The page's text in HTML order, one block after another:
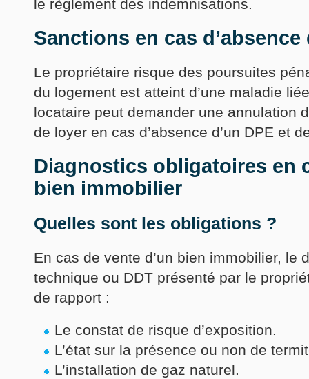
le règlement des indemnisations.
Sanctions en cas
Le propriétaire risque des poursuites
du logement est atteint d’une maladie
locataire peut demander une annulation
de loyer en cas d’absence d’un DPE et
Diagnostics obligatoires en
bien immobilier
Quelles sont les obligations ?
En cas de vente d’un bien immobilier, le
technique ou DDT présenté par le
de rapport :
Le constat de risque d’exposition.
L’état sur la présence ou non de
L’installation de gaz naturel.